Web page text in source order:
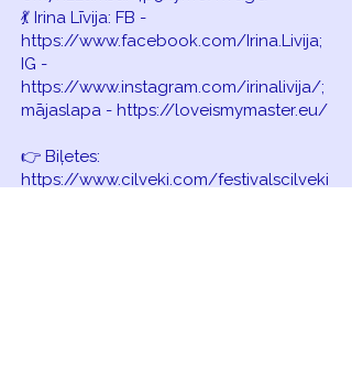
💃 Irina Līvija: FB -
https://www.facebook.com/Irina.Livija;
IG -
https://www.instagram.com/irinalivija/;
mājaslapa - https://loveismymaster.eu/
👉 Biļetes:
https://www.cilveki.com/festivalscilveki